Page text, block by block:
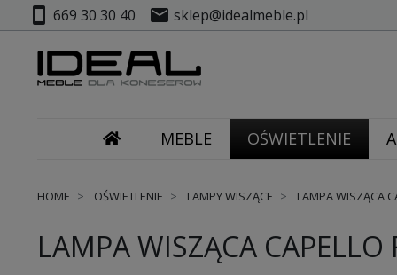
smartphone 669 30 30 40 mail sklep@idealmeble.pl
MEBLE OŚWIETLENIE
HOME OŚWIETLENIE LAMPY WISZĄCE LAMPA WISZĄCA
LAMPA WISZĄCA CAPELLO